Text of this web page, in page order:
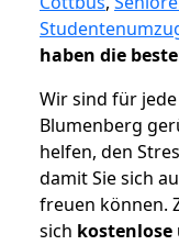
haben die
Wir sind für
Blumenberg
helfen, den
damit Sie sich
freuen können.
sich